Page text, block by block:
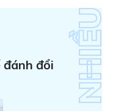
đánh đổi